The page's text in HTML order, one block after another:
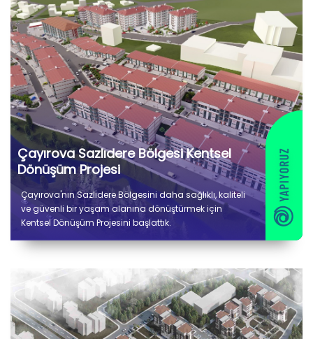
Çayırova Sazlıdere Bölgesi Kentsel
Dönüşüm Projesi
Çayırova'nın Sazlıdere Bölgesini daha sağlıklı, kaliteli
ve güvenli bir yaşam alanına dönüştürmek için
Kentsel Dönüşüm Projesini başlattık.